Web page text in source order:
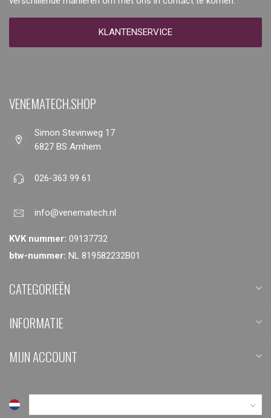
KLANTENSERVICE
VENEMATECH.SHOP
Simon Stevinweg 17
6827 BS Arnhem
026-363 99 61
info@venematech.nl
KVK nummer: 09137732
btw-nummer: NL 819582232B01
CATEGORIEËN
INFORMATIE
MIJN ACCOUNT